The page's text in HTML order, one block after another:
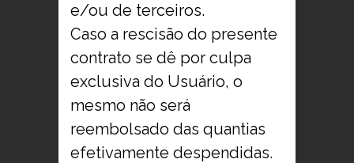
e/ou de terceiros.
Caso a rescisão do presente
contrato se dê por culpa
exclusiva do Usuário, o
mesmo não será
reembolsado das quantias
efetivamente despendidas.